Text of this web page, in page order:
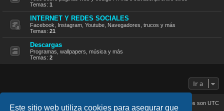
Este sitio web utiliza cookies para asegurar que
Temas: 1
INTERNET Y REDES SOCIALES
Facebook, Instagram, Youtube, Navegadores, trucos y más
Temas: 21
Descargas
Programas, wallpapers, música y más
Temas: 2
Ir a
Todos los horarios son UTC